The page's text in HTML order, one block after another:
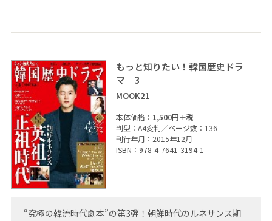
もっと知りたい！韓国歴史ドラ
マ 3
MOOK21
本体価格： 1,500円＋税
判型：A4変判／ページ数：136
刊行年月：2015年12月
ISBN：978-4-7641-3194-1
“究極の韓流時代劇本”の第3弾！朝鮮時代のルネサンス期